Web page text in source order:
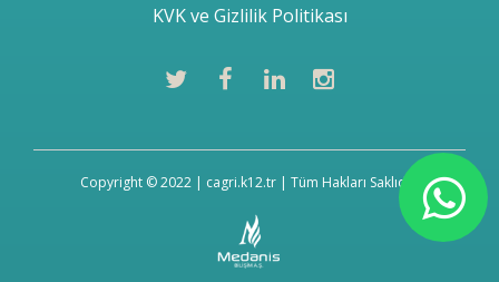
KVK ve Gizlilik Politikası
Copyright © 2022 | cagri.k12.tr | Tüm Hakları Saklıdır.